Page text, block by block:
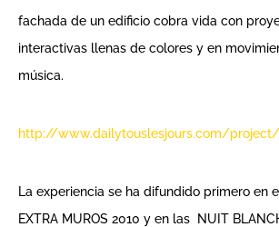
fachada de un edificio cobra vida con
interactivas llenas de colores y en m
música.
http://www.dailytouslesjours.com/
La experiencia se ha difundido primero en
EXTRA MUROS 2010 y en las NUIT